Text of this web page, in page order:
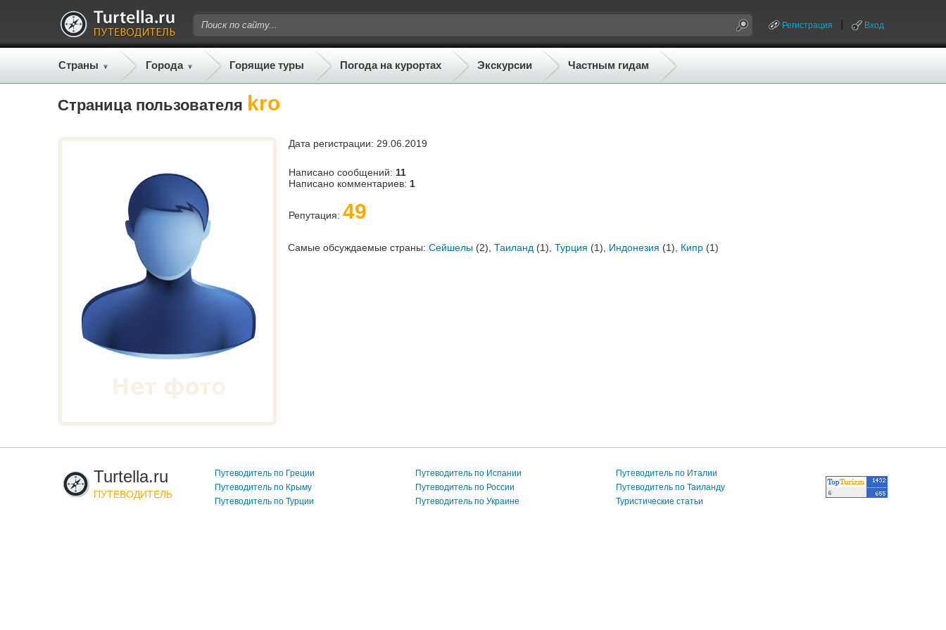
Регистрация Вход
Страны Города Горящие туры Погода на курортах Экскурсии Частным гидам
Страница пользователя kro
Дата регистрации: 29.06.2019
Написано сообщений: 11
Написано комментариев: 1
Репутация: 49
Самые обсуждаемые страны: Сейшелы (2), Таиланд (1), Турция (1), Индонезия (1), Кипр (1)
Turtella.ru
ПУТЕВОДИТЕЛЬ
Путеводитель по Греции Путеводитель по Испании
Путеводитель по Италии
Путеводитель по Крыму
Путеводитель по России
Путеводитель по Таиланду
Путеводитель по Турции
Путеводитель по Украине Туристические статьи